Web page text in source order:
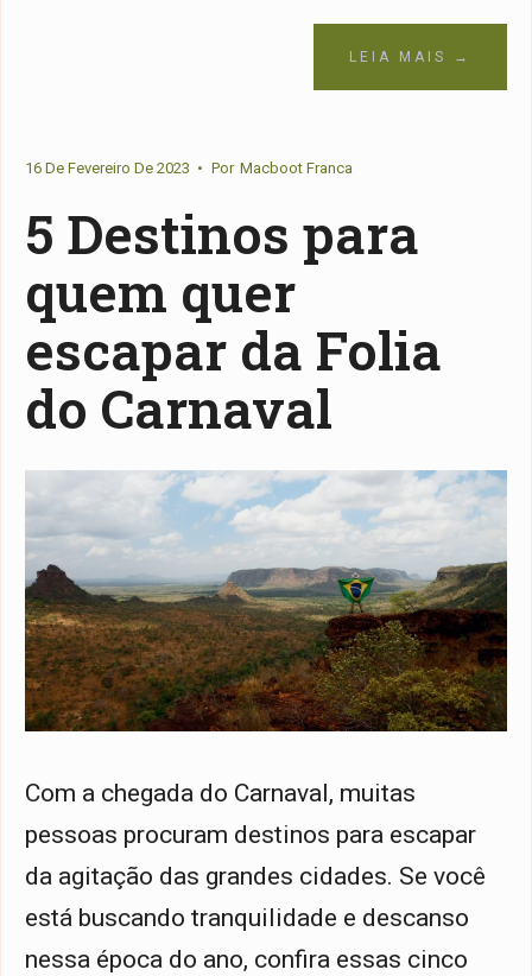
LEIA MAIS →
16 De Fevereiro De 2023 • Por Macboot Franca
5 Destinos para
quem quer
escapar da Folia
do Carnaval
Com a chegada do Carnaval, muitas
pessoas procuram destinos para escapar
da agitação das grandes cidades. Se você
está buscando tranquilidade e descanso
nessa época do ano, confira essas cinco